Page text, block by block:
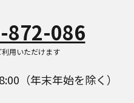
872-086
用いただけます
（年末年始を除く）